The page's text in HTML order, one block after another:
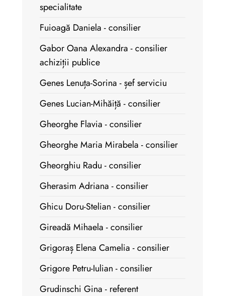
specialitate
Fuioagă Daniela - consilier
Gabor Oana Alexandra - consilier
achiziții publice
Genes Lenuța-Sorina - șef serviciu
Genes Lucian-Mihăiță - consilier
Gheorghe Flavia - consilier
Gheorghe Maria Mirabela - consilier
Gheorghiu Radu - consilier
Gherasim Adriana - consilier
Ghicu Doru-Stelian - consilier
Gireadă Mihaela - consilier
Grigoraș Elena Camelia - consilier
Grigore Petru-Iulian - consilier
Grudinschi Gina - referent